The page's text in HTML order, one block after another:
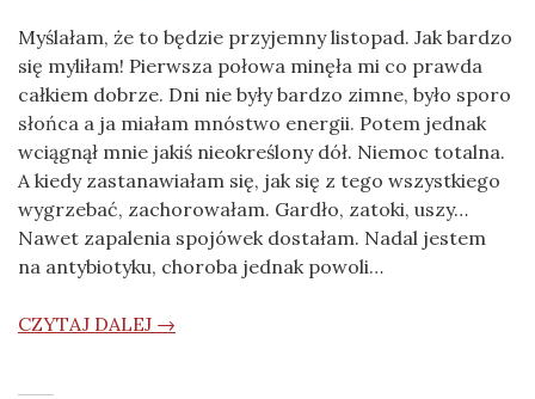
Myślałam, że to będzie przyjemny listopad. Jak bardzo
się myliłam! Pierwsza połowa minęła mi co prawda
całkiem dobrze. Dni nie były bardzo zimne, było sporo
słońca a ja miałam mnóstwo energii. Potem jednak
wciągnął mnie jakiś nieokreślony dół. Niemoc totalna.
A kiedy zastanawiałam się, jak się z tego wszystkiego
wygrzebać, zachorowałam. Gardło, zatoki, uszy…
Nawet zapalenia spojówek dostałam. Nadal jestem
na antybiotyku, choroba jednak powoli…
CZYTAJ DALEJ →